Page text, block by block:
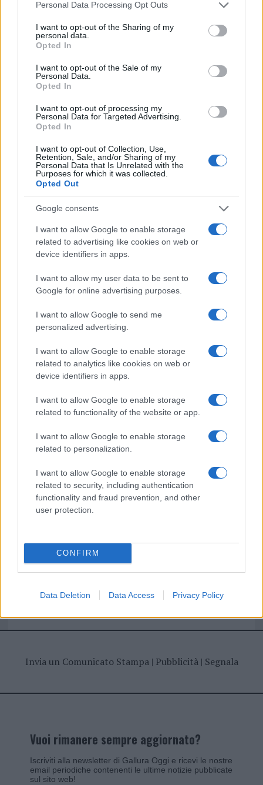
Please note that this website/app uses one or more Google
not limited to your visit or usage behaviour. You may click to
grant or deny consent to Google and its third-party tags to
use your data for below specified purposes in below Google
consent section.
Personal Data Processing Opt Outs
I want to opt-out of the Sharing of my
personal data.
Opted In
I want to opt-out of the Sale of my
Personal Data.
Opted In
I want to opt-out of processing my
Personal Data for Targeted Advertising.
Opted In
I want to opt-out of Collection, Use,
Retention, Sale, and/or Sharing of my
Personal Data that Is Unrelated with the
Purposes for which it was collected.
Opted Out
Google consents
I want to allow Google to enable storage
related to advertising like cookies on web or
device identifiers in apps.
I want to allow my user data to be sent to
Google for online advertising purposes.
I want to allow Google to send me
personalized advertising.
I want to allow Google to enable storage
related to analytics like cookies on web or
device identifiers in apps.
I want to allow Google to enable storage
related to functionality of the website or app.
I want to allow Google to enable storage
related to personalization.
I want to allow Google to enable storage
related to security, including authentication
functionality and fraud prevention, and other
user protection.
CONFIRM
Data Deletion Data Access Privacy Policy
Gallura, finti clienti svuotano le suite: furto da
50mila nel resort
protagonisti
Mario Malu
Paolo Pinna
Martina Agostina Diturco
I nostri cari
I nostri cari
I nostri cari
Giovannimaria Cabras
Invia un Comunicato Stampa| Pubblicità| Segnala
Vuoi rimanere sempre aggiornato?
Iscriviti alla newsletter di Gallura Oggi e ricevi le nostre
email periodiche contenenti le ultime notizie pubblicate
sul sito web!